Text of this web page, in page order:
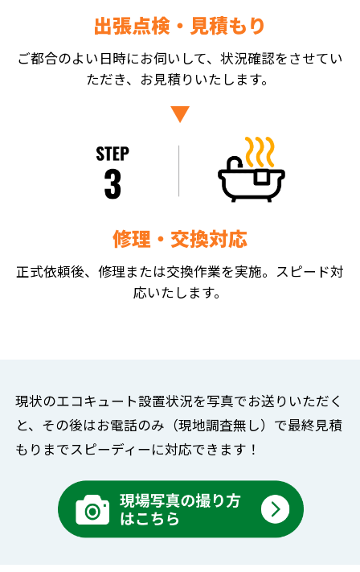
出張点検・見積もり
ご都合のよい日時にお伺いして、状況確認をさせてい
ただき、お見積りいたします。
修理・交換対応
正式依頼後、修理または交換作業を実施。スピード対
応いたします。
現状のエコキュート設置状況を写真でお送りいただく
と、 その後はお電話のみ（現地調査無し）で最終見積
もりまでスピーディーに対応できます！